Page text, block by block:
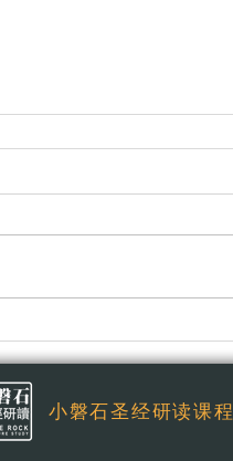
小磐石圣经研读课程